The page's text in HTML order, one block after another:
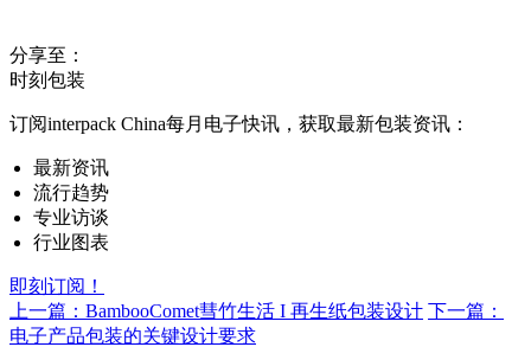
分享至：
时刻包装
订阅interpack China每月电子快讯，获取最新包装资讯：
最新资讯
流行趋势
专业访谈
行业图表
即刻订阅！
上一篇：BambooComet彗竹生活 I 再生纸包装设计 下一篇：
电子产品包装的关键设计要求